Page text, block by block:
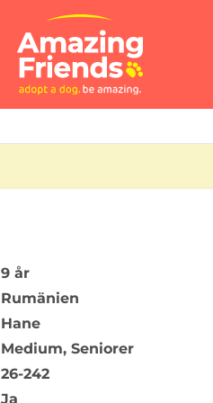
9 år
Rumänien
Hane
Medium, Seniorer
26-242
Ja